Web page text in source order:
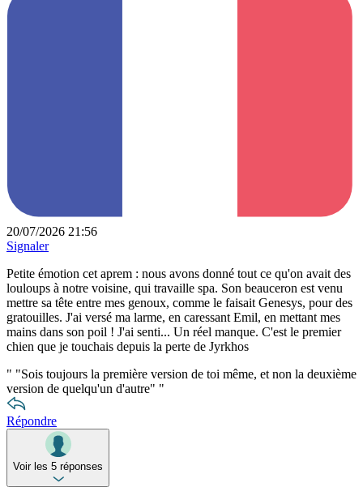
20/07/2026 21:56
Signaler
Petite émotion cet aprem : nous avons donné tout ce qu'on avait des
louloups à notre voisine, qui travaille spa. Son beauceron est venu
mettre sa tête entre mes genoux, comme le faisait Genesys, pour des
gratouilles. J'ai versé ma larme, en caressant Emil, en mettant mes
mains dans son poil ! J'ai senti... Un réel manque. C'est le premier
chien que je touchais depuis la perte de Jyrkhos
" "Sois toujours la première version de toi même, et non la deuxième
version de quelqu'un d'autre" "
Répondre
Voir les 5 réponses